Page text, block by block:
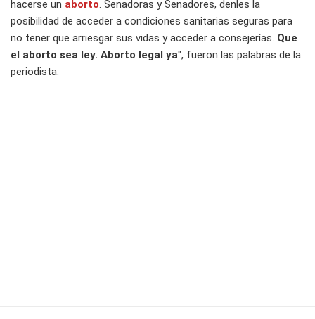
hacerse un aborto. Senadoras y Senadores, denles la
posibilidad de acceder a condiciones sanitarias seguras para
no tener que arriesgar sus vidas y acceder a consejerías. Que
el aborto sea ley. Aborto legal ya", fueron las palabras de la
periodista.